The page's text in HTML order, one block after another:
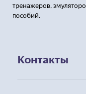
тренажеров,
пособий.
Контакты